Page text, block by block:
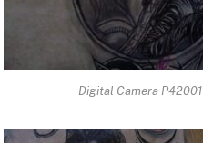
Digital Camera P42001